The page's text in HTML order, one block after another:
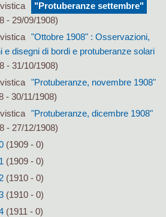
"Protuberanze settembre"
- 29/09/1908)
"Ottobre 1908" : Osservazioni,
e disegni di bordi e protuberanze solari
- 31/10/1908)
"Protuberanze, novembre 1908"
- 30/11/1908)
"Protuberanze, dicembre 1908"
- 27/12/1908)
(1909 - 0)
(1909 - 0)
(1910 - 0)
(1910 - 0)
(1911 - 0)